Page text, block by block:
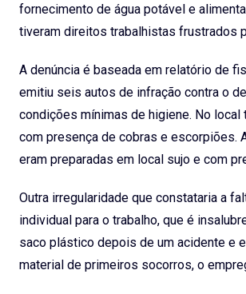
fornecimento de água potável e
tiveram direitos trabalhistas frustrados
A denúncia é baseada em relatório de
emitiu seis autos de infração contra o
condições mínimas de higiene. No local
com presença de cobras e escorpiões.
eram preparadas em local sujo e com
Outra irregularidade que constataria a
individual para o trabalho, que é
saco plástico depois de um acidente e
material de primeiros socorros, o